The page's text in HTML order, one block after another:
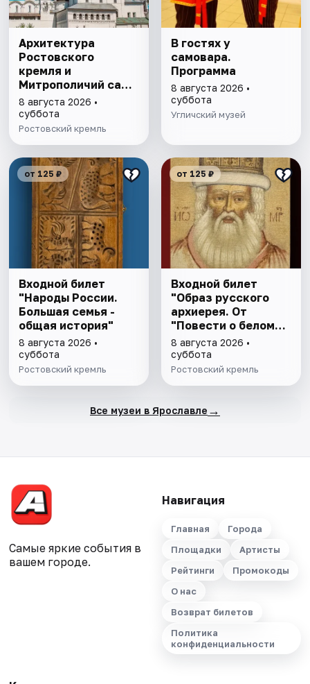
Архитектура
Ростовского
кремля и
Митрополичий сад,
выставка
"Митрополичье
варенье"
8 августа 2026 •
суббота
Ростовский кремль
В гостях у
самовара.
Программа
8 августа 2026 •
суббота
Угличский музей
от 125 ₽
Входной билет
"Народы России.
Большая семья -
общая история"
8 августа 2026 •
суббота
Ростовский кремль
от 125 ₽
Входной билет
"Образ русского
архиерея. От
"Повести о белом
клобуке" до
восстановления
патриаршества"
8 августа 2026 •
суббота
Ростовский кремль
Все музеи в Ярославле →
Самые яркие события в
вашем городе.
Навигация
Главная
Города
Площадки
Артисты
Рейтинги
Промокоды
О нас
Возврат билетов
Политика
конфиденциальности